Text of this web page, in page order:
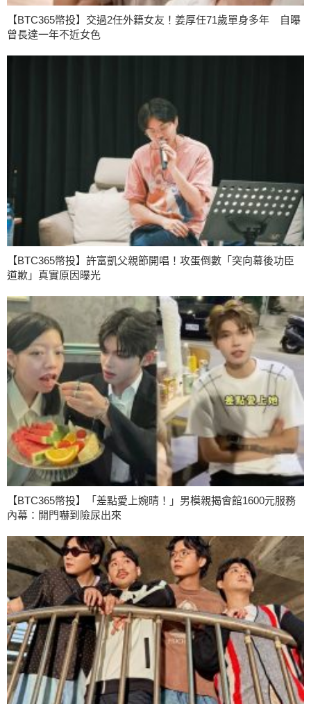
【BTC365幣投】交過2任外籍女友！姜厚任71歲單身多年 自曝
曾長達一年不近女色
【BTC365幣投】許富凱父親節開唱！攻蛋倒數「突向幕後功臣
道歉」真實原因曝光
【BTC365幣投】「差點愛上婉晴！」男模親揭會館1600元服務
內幕：開門嚇到險尿出來